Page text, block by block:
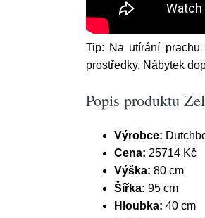
Tip: Na utírání prachu
prostředky. Nábytek
Popis produktu
Výrobce:
Cena: 25714 Kč
Výška: 80 cm
Šířka: 95 cm
Hloubka: 40 cm